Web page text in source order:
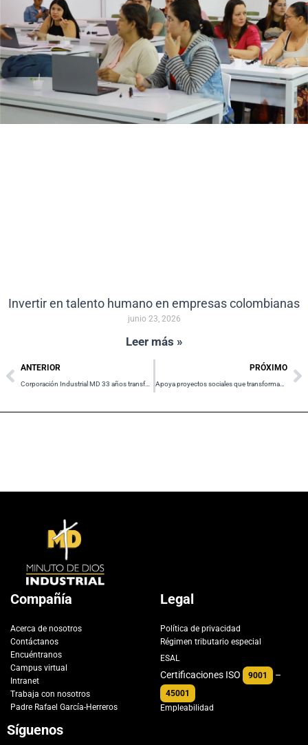
Invertir en talento humano en empresas colombianas
junio 23, 2026
Leer más »
ANTERIOR
Corporación Industrial MD 33 años transformando vidas
PRÓXIMO
Apoya proyectos sociales que transforman vidas en Colombia
Compañía
Acerca de nosotros
Contáctanos
Encuéntranos
Campus virtual
Intranet
Trabaja con nosotros
Padre Rafael García-Herreros
Legal
Política de privacidad
Régimen tributario especial
ESAL
Certificaciones ISO 9001 –
45001
Empleabilidad
Síguenos